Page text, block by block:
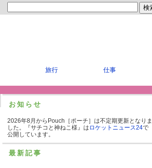
旅行 仕事
お知らせ
2026年8月からPouch［ポーチ］は不定期更新となりま
した。『サチコと神ねこ様』は ロケットニュース24で
公開しています。
最新記事